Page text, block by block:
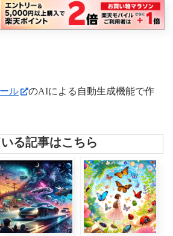
ル
のAIによる自動生成機能で作
る記事はこちら